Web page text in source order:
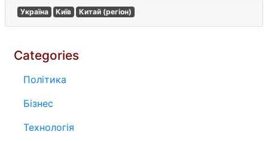
Україна Київ Китай (регіон)
Categories
Політика
Бізнес
Технологія